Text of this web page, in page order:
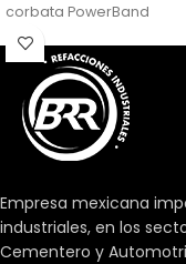
corbata PowerBand
Empresa mexicana
industriales, en los
Cementero y